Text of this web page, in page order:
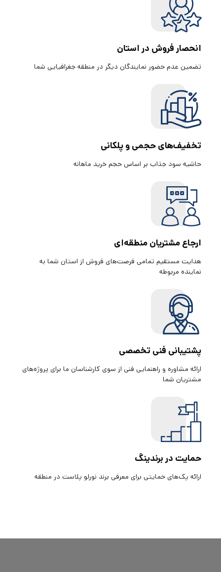
انحصار فروش در استان
تضمین عدم حضور نمایندگان دیگر در منطقه جغرافیایی شما
تخفیف‌های حجمی و پلکانی
حاشیه سود جذاب بر اساس حجم خرید ماهانه
ارجاع مشتریان منطقه‌ای
هدایت مستقیم تمامی فرصت‌های فروش از استان شما به
نماینده مربوطه
پشتیبانی فنی تخصصی
ارائه مشاوره و راهنمایی فنی از سوی کارشناسان ما برای پروژه‌های
مشتریان شما
حمایت در برندینگ
ارائه پک‌های حمایتی برای معرفی برند نورلو پلاست در منطقه